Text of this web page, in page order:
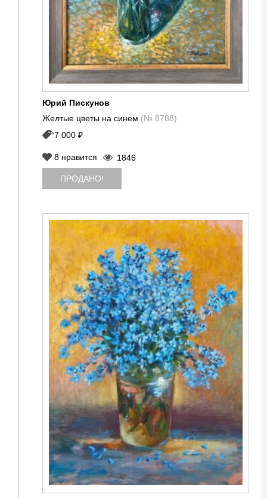
Юрий Пискунов
Желтые цветы на синем (№ 8788)
7 000 ₽
8 нравится 1846
ПРОДАНО!